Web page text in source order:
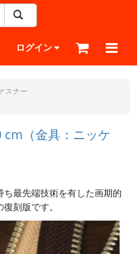
ログイン
スナー
cm（金具：ニッケ
最先端技術を有した画期的
刻版です。